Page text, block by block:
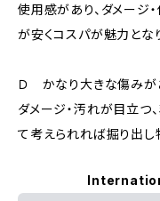
使用感があり、ダメージ
が安くコスパが魅力とな
Ｄ かなり大きな傷みが
ダメージ・汚れが目立つ
て考えられれば掘り出し